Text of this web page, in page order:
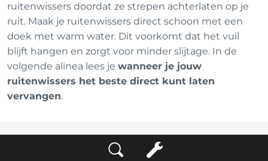
ruitenwissers doordat ze strepen achterlaten op je
ruit. Maak je ruitenwissers direct schoon met een
doek met warm water. Dit voorkomt dat het vuil
blijft hangen en zorgt voor minder slijtage. In de
volgende alinea lees jewanneer je jouw
ruitenwissers het beste direct kunt laten
vervangen.